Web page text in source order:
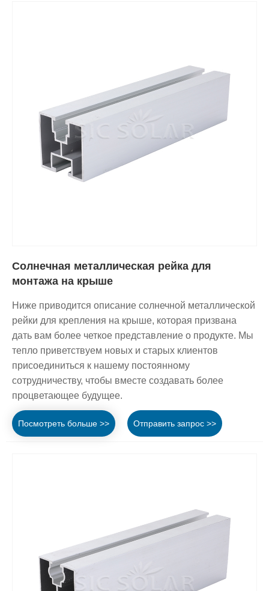
Солнечная металлическая рейка для
монтажа на крыше
Ниже приводится описание солнечной металлической
рейки для крепления на крыше, которая призвана
дать вам более четкое представление о продукте. Мы
тепло приветствуем новых и старых клиентов
присоединиться к нашему постоянному
сотрудничеству, чтобы вместе создавать более
процветающее будущее.
Посмотреть больше >> Отправить запрос >>